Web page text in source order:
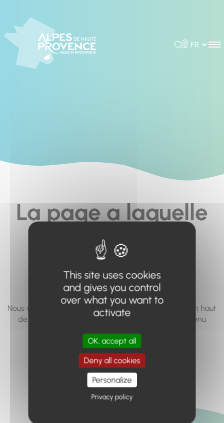
Rechercher
Choisir la
La page a laquelle
vous cherchez à
accéder n'existe
pas... ou plus.
Nous vous invitons à utiliser le moteur de recherche en haut
de page, ou à utiliser le menu pour trouver le contenu
Retour à l'accueil
This site uses cookies
and gives you control
over what you want to
activate
OK, accept all
Deny all cookies
Personalize
Privacy policy